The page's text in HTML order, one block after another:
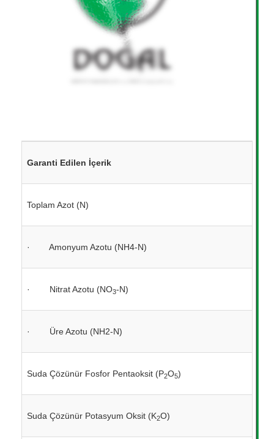
Garanti Edilen İçerik
Toplam Azot (N)
· Amonyum Azotu (NH4-N)
· Nitrat Azotu (NO3-N)
· Üre Azotu (NH2-N)
Suda Çözünür Fosfor Pentaoksit (P2O5)
Suda Çözünür Potasyum Oksit (K2O)